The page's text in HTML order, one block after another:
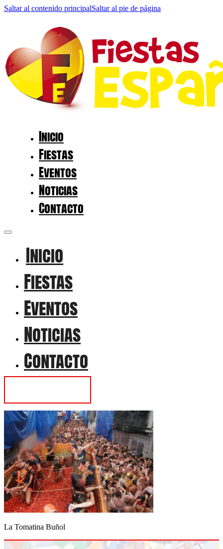
Saltar al contenido principalSaltar al pie de página
Inicio
Fiestas
Eventos
Noticias
Contacto
Inicio
Fiestas
Eventos
Noticias
Contacto
La Tomatina Buñol